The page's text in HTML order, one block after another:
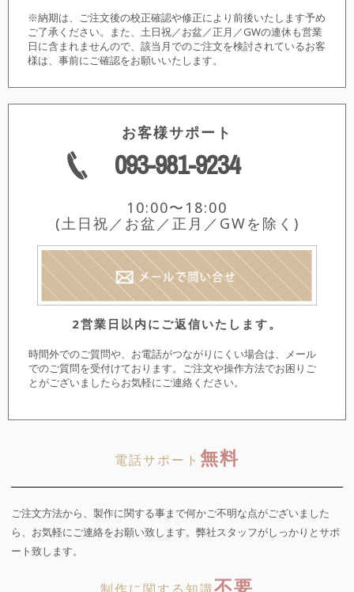
※納期は、ご注文後の校正確認や修正により前後いたします予め
ご了承ください。また、土日祝／お盆／正月／GWの連休も営業
日に含まれませんので、該当月でのご注文を検討されているお客
様は、事前にご確認をお願いいたします。
お客様サポート
093-981-9234
10:00〜18:00
(土日祝／お盆／正月／GWを除く)
2営業日以内にご返信いたします。
時間外でのご質問や、お電話がつながりにくい場合は、メール
でのご質問を受付けております。ご注文や操作方法でお困りご
とがございましたらお気軽にご連絡ください。
電話サポート 無料
ご注文方法から、製作に関する事まで何かご不明な点がございました
ら、お気軽にご連絡をお願い致します。弊社スタッフがしっかりとサポ
ート致します。
不要